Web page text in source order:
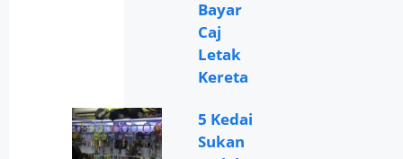
Bayar
Caj
Letak
Kereta
5 Kedai
Sukan